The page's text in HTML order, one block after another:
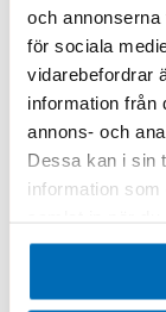
och
för sociala
vidarebefordrar
information från
annons- och
Dessa kan i sin
information